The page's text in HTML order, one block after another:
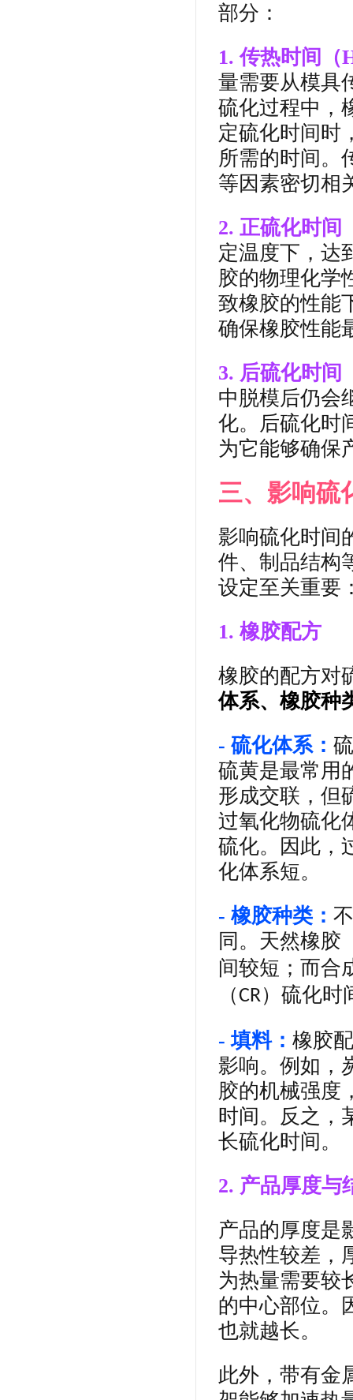
部分：
1. 传热时间（
量需要从模具
硫化过程中，
定硫化时间时
所需的时间。
等因素密切相
2. 正硫化时间
定温度下，达
胶的物理化学
致橡胶的性能
确保橡胶性能
3. 后硫化时间
中脱模后仍会
化。后硫化时
为它能够确保
三、影响硫
影响硫化时间
件、制品结构
设定至关重要
1. 橡胶配方
橡胶的配方对
体系、橡胶种
- 硫化体系：
硫黄是最常用
形成交联，但
过氧化物硫化
硫化。因此，
化体系短。
- 橡胶种类：
同。天然橡胶
间较短；而合
（CR）硫化时
- 填料： 橡胶
影响。例如，
胶的机械强度
时间。反之，
长硫化时间。
2. 产品厚度与
产品的厚度是
导热性较差，
为热量需要较
的中心部位。
也就越长。
此外，带有金